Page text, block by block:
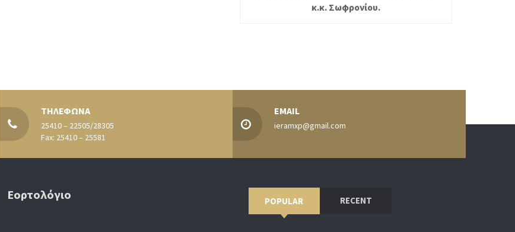
κ.κ. Σωφρονίου.
ΤΗΛΕΦΩΝΑ
25410 – 22505/28305
Fax: 25410 – 25581
EMAIL
ieramxp@gmail.com
Εορτολόγιο POPULAR RECENT